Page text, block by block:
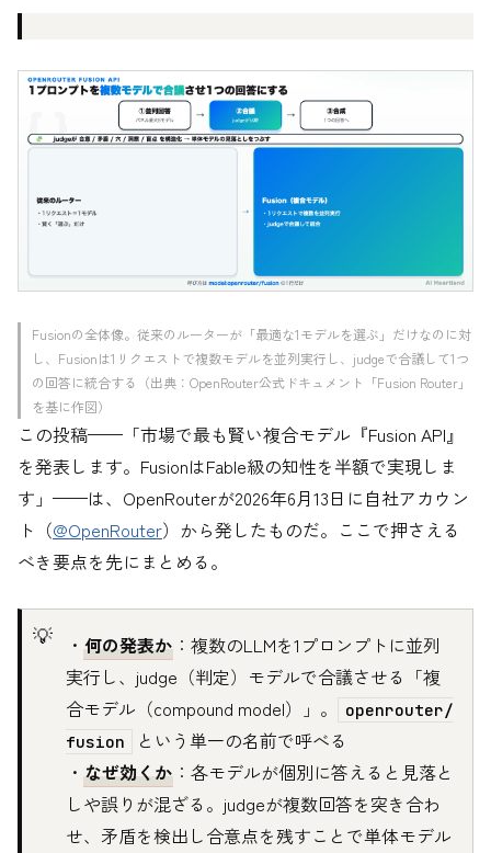
Fusionの全体像。従来のルーターが「最適な1モデルを選ぶ」だけなのに対
し、Fusionは1リクエストで複数モデルを並列実行し、judgeで合議して1つ
の回答に統合する（出典：OpenRouter公式ドキュメント「Fusion Router」
を基に作図）
この投稿——「市場で最も賢い複合モデル『Fusion API』
を発表します。FusionはFable級の知性を半額で実現しま
す」——は、OpenRouterが2026年6月13日に自社アカウン
ト（@OpenRouter）から発したものだ。ここで押さえる
べき要点を先にまとめる。
・ 何の発表か ：複数のLLMを1プロンプトに並列
実行し、judge（判定）モデルで合議させる「複
合モデル（compound model）」。
openrouter/
fusion
という単一の名前で呼べる
・ なぜ効くか ：各モデルが個別に答えると見落と
しや誤りが混ざる。judgeが複数回答を突き合わ
せ、矛盾を検出し合意点を残すことで単体モデル